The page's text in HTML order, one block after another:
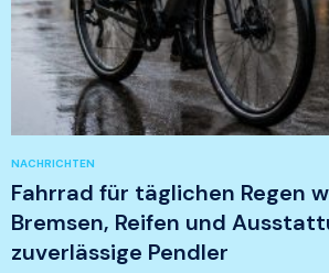
NACHRICHTEN
Fahrrad für täglichen Regen
Bremsen, Reifen und
zuverlässige Pendler